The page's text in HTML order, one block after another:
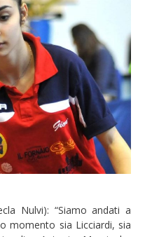
Nulvi): “Siamo andati a
momento sia Licciardi, sia